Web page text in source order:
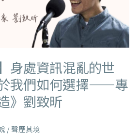
身處資訊混亂的世
我們如何選擇——專
》劉致昕
/聲歷其境